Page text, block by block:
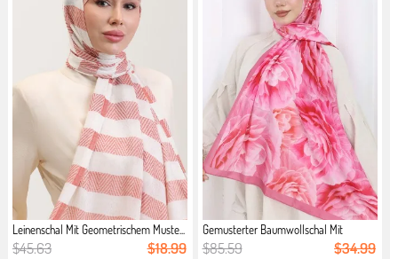
Leinenschal Mit Geometrischem Muste...
$45.63 $18.99
Gemusterter Baumwollschal Mit
Kokon...
$85.59 $34.99